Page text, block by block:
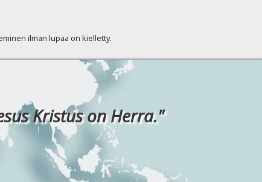
ilman lupaa on kielletty.
Kristus on Herra."